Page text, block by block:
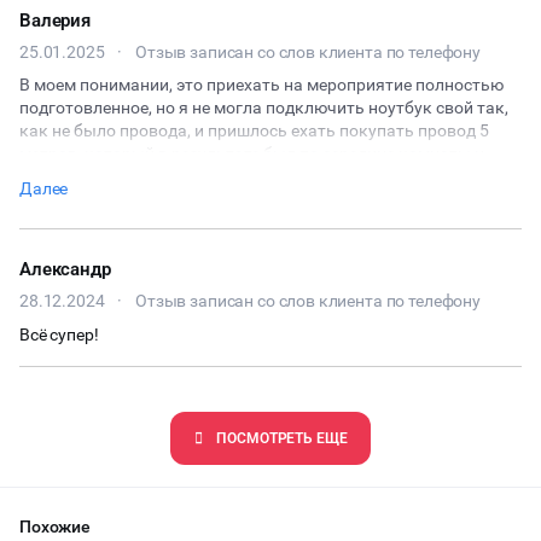
Валерия
25.01.2025 ·
Отзыв записан со слов клиента по телефону
В моем понимании, это приехать на мероприятие полностью
подготовленное, но я не могла подключить ноутбук свой так,
как не было провода, и пришлось ехать покупать провод 5
Далее
Александр
28.12.2024 ·
Отзыв записан со слов клиента по телефону
Всё супер!
ПОCМОТРЕТЬ ЕЩЕ
ЧАЕПИТИЕ
ТИМБИЛДИНГ
Похожие